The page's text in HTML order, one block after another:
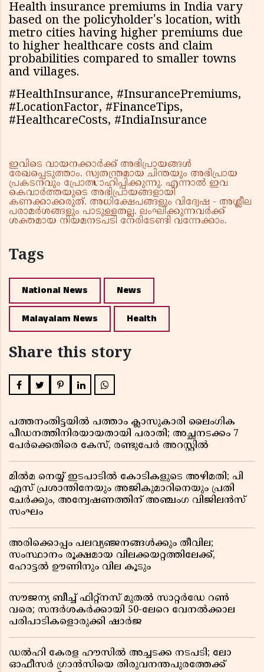
Health insurance premiums in India vary
based on the policyholder's location, with
metro cities having higher premiums due
to higher healthcare costs and claim
probabilities compared to smaller towns
and villages.
#HealthInsurance, #InsurancePremiums,
#LocationFactor, #FinanceTips,
#HealthcareCosts, #IndiaInsurance
ഇവിടെ വായനക്കാർക്ക് അഭിപ്രായങ്ങൾ
രേഖപ്പെടുത്താം. സ്വതന്ത്രമായ ചിന്തയും അഭിപ്രായ
പ്രകടനവും പ്രോത്സാഹിപ്പിക്കുന്നു. എന്നാൽ ഇവ
കെവാർത്തയുടെ അഭിപ്രായങ്ങളായി
കണക്കാക്കരുത്. അധിക്ഷേപങ്ങളും വിദ്വേഷ - അശ്ലീല
പരാമർശങ്ങളും പാടുള്ളതല്ല. ലംഘിക്കുന്നവർക്ക്
ശക്തമായ നിയമനടപടി നേരിടേണ്ടി വന്നേക്കാം.
Tags
National News News
Malayalam News Health
Share this story
പത്തനംതിട്ടയിൽ പത്താം ക്ലാസുകാരി ലൈംഗിക
പീഡനത്തിനിരയായതായി പരാതി; അച്ഛനടക്കം 7
പേർക്കെതിരെ കേസ്, രണ്ടുപേർ അറസ്റ്റിൽ
മിൽമ നെയ്യ് ഇടപാടിൽ കോടികളുടെ അഴിമതി; പി
എസ് പ്രശാന്തിനേയും അജികുമാറിനെയും പ്രതി
ചേർക്കും, അന്വേഷണത്തിന് അഞ്ചംഗ വിജിലൻസ്
സംഘം
അരിക്കൊപ്പം പലവ്യഞ്ജനങ്ങൾക്കും തീവില;
സംസ്ഥാനം രൂക്ഷമായ വിലക്കയറ്റത്തിലേക്ക്,
ഹോട്ടൽ ഊണിനും വില കൂടും
സൗജന്യ ബീച്ച് ഫിറ്റ്നസ് മുതൽ സാറ്റർഡേ റൺ
വരെ; സന്ദർശകർക്കായി 50-ലേറെ വേനൽക്കാല
പരിപാടികളൊരുക്കി ഷാർജ
ഡൽഹി കേരള ഹൗസിൽ അച്ചടക്ക നടപടി; ലോ
ഓഫീസർ ഗ്രാൻസിയെ തിരുവനന്തപുരത്തേക്ക്